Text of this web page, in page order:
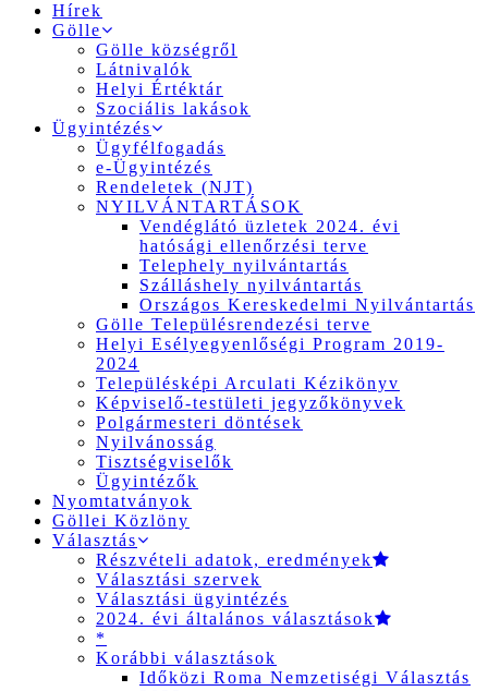
Hírek
Gölle
Gölle községről
Látnivalók
Helyi Értéktár
Szociális lakások
Ügyintézés
Ügyfélfogadás
e-Ügyintézés
Rendeletek (NJT)
NYILVÁNTARTÁSOK
Vendéglátó üzletek 2024. évi
hatósági ellenőrzési terve
Telephely nyilvántartás
Szálláshely nyilvántartás
Országos Kereskedelmi Nyilvántartás
Gölle Településrendezési terve
Helyi Esélyegyenlőségi Program 2019-
2024
Településképi Arculati Kézikönyv
Képviselő-testületi jegyzőkönyvek
Polgármesteri döntések
Nyilvánosság
Tisztségviselők
Ügyintézők
Nyomtatványok
Göllei Közlöny
Választás
Részvételi adatok, eredmények
Választási szervek
Választási ügyintézés
2024. évi általános választások
*
Korábbi választások
Időközi Roma Nemzetiségi Választás